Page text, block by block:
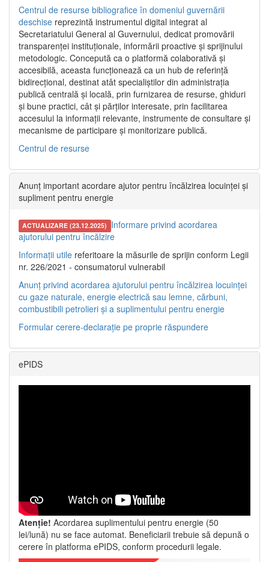
Centrul de resurse bibliografice în domeniul guvernării
deschise reprezintă instrumentul digital integrat al
Secretariatului General al Guvernului, dedicat promovării
transparenței instituționale, informării proactive și sprijinului
metodologic. Concepută ca o platformă colaborativă și
accesibilă, aceasta funcționează ca un hub de referință
bidirecțional, destinat atât specialiștilor din administrația
publică centrală și locală, prin furnizarea de resurse, ghiduri
și bune practici, cât și părților interesate, prin facilitarea
accesului la informații relevante, instrumente de consultare și
mecanisme de participare și monitorizare publică.
Centrul de resurse
Anunț important acordare ajutor pentru încălzirea locuinței și
supliment pentru energie
ACTUALIZARE (23.12.2025) Informare privind acordarea
ajutorului pentru încălzire
Informații utile referitoare la măsurile de sprijin conform Legii
nr. 226/2021 - consumatorul vulnerabil
Anunț privind acordarea ajutorului pentru încălzirea locuinței
cu gaze naturale, energie electrică sau lemne, cărbuni,
combustibili petrolieri și a suplimentului pentru energie
Formular cerere-declarație pe proprie răspundere
ePIDS
Atenție! Acordarea suplimentului pentru energie (50
lei/lună) nu se face automat. Beneficiarii trebuie să depună o
cerere în platforma ePIDS, conform procedurii legale.